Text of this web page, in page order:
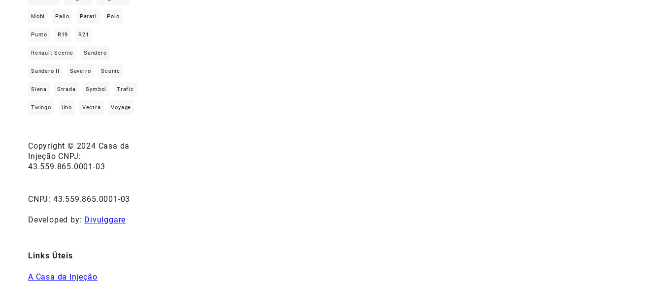
Mobi Palio Parati Polo
Punto R19 R21
Renault Scenic Sandero
Sandero II Saveiro Scenic
Siena Strada Symbol Trafic
Twingo Uno Vectra Voyage
Copyright © 2024 Casa da
Injeção CNPJ:
43.559.865.0001-03
CNPJ: 43.559.865.0001-03
Developed by: Divulggare
Links Úteis
A Casa da Injeção